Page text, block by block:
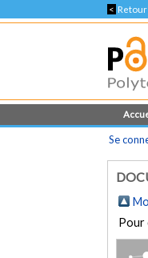
<
Se
Pour